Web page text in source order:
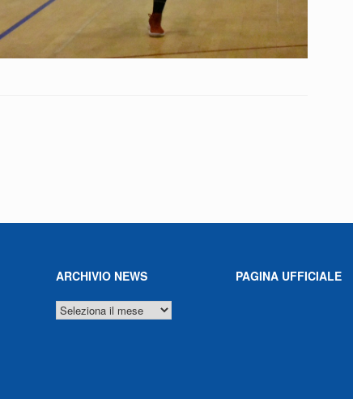
ARCHIVIO NEWS
ARCHIVIO
NEWS
PAGINA UFFICIALE